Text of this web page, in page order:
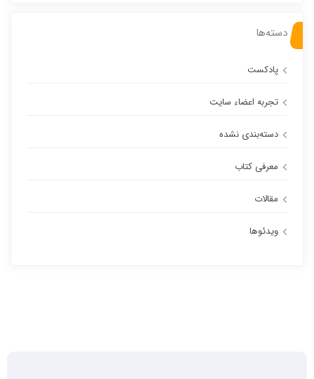
دسته‌ها
پادکست
تجربه اعضاء سایت
دسته‌بندی نشده
معرفی کتاب
مقالات
ویدئوها